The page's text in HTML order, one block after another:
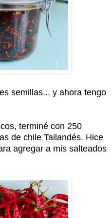
semillas... y ahora tengo
terminé con 250
de chile Tailandés. Hice
agregar a mis salteados